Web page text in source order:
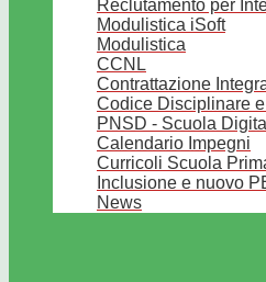
Reclutamento per
Modulistica iSoft
Modulistica
CCNL
Contrattazione
Codice Disciplinare
PNSD - Scuola
Calendario Impegni
Curricoli Scuola
Inclusione e nuovo
News